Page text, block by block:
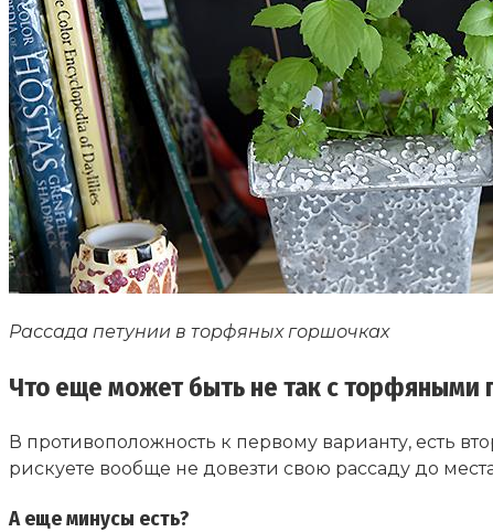
Рассада петунии в торфяных горшочках
Что еще может быть не так с торфяными
В противоположность к первому варианту, есть
рискуете вообще не довезти свою рассаду до
А еще минусы есть?